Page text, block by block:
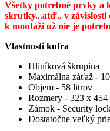
Všetky potrebné prvky a
skrutky...atď., v závislosti
k montáži už nie je
Vlastnosti kufra
Hliníková škrupina
Maximálna záťaž -
Objem - 58 litrov
Rozmery - 323 x
Zámok - Security
Dostatočne veľký